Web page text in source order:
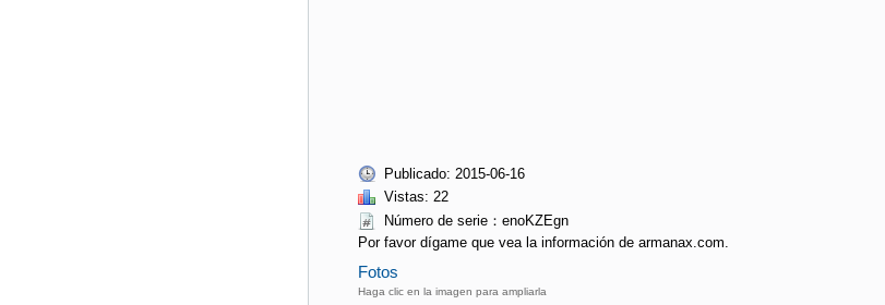
Publicado: 2015-06-16
Vistas: 22
Número de serie：enoKZEgn
Por favor dígame que vea la información de armanax.com.
Fotos
Haga clic en la imagen para ampliarla